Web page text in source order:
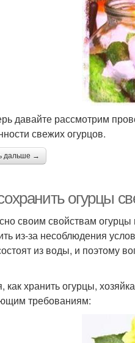
давайте рассмотрим
свежих огурцов.
дальше →
огурцы
своим свойствам огурцы
из-за несоблюдения
из воды, и поэтому
как хранить огурцы,
требованиям: